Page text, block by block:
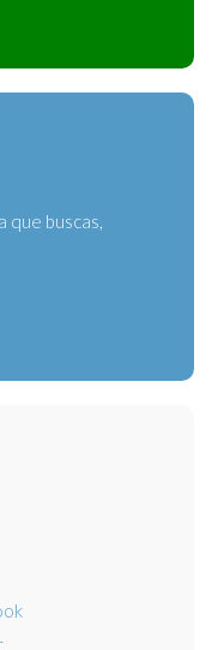
que buscas,